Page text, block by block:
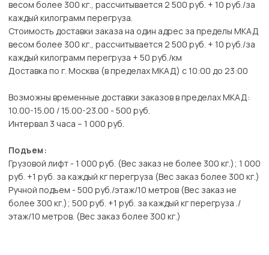
весом более 300 кг., рассчитывается 2 500 руб. + 10 руб./за
каждый килограмм перегруза.
Стоимость доставки заказа на один адрес за пределы МКАД
весом более 300 кг., рассчитывается 2 500 руб. + 10 руб./за
каждый килограмм перегруза + 50 руб./км
Доставка по г. Москва (в пределах МКАД) с 10:00 до 23:00
Возможны временные доставки заказов в пределах МКАД:
10.00-15.00 / 15.00-23.00 - 500 руб.
Интервал 3 часа – 1 000 руб.
Подъем:
Грузовой лифт - 1 000 руб. (Вес заказ не более 300 кг.); 1 000
руб. +1 руб. за каждый кг перегруза (Вес заказ более 300 кг.)
Ручной подъем - 500 руб./этаж/10 метров (Вес заказ не
более 300 кг.); 500 руб. +1 руб. за каждый кг перегруза ./
этаж/10 метров. (Вес заказ более 300 кг.)